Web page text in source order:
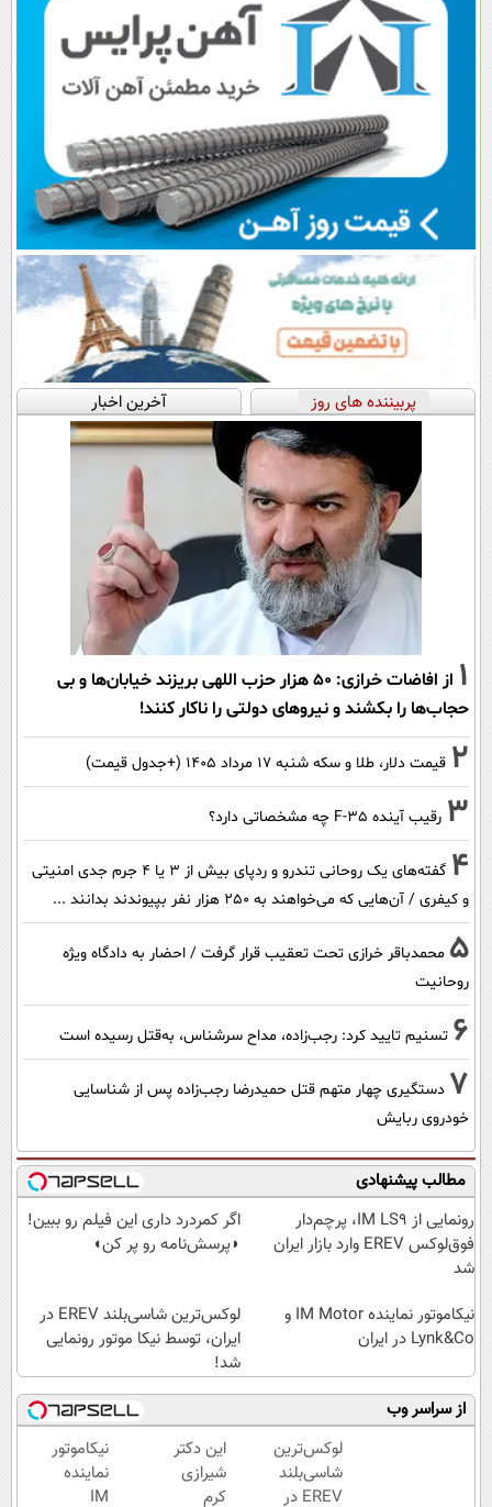
پربیننده های روز آخرین اخبار
1
از افاضات خرازی: ۵۰ هزار حزب اللهی بریزند خیابان‌ها و بی
حجاب‌ها را بکشند و نیرو‌های دولتی را ناکار کنند!
2 قیمت دلار، طلا و سکه شنبه ۱۷ مرداد ۱۴۰۵ (+جدول قیمت)
3 رقیب آینده F-35 چه مشخصاتی دارد؟
4
گفته‌های یک روحانی تندرو و ردپای بیش از ۳ یا ۴ جرم جدی امنیتی
و کیفری / آن‌هایی که می‌خواهند به ۲۵۰ هزار نفر بپیوندند بدانند ...
5 محمدباقر خرازی تحت تعقیب قرار گرفت / احضار به دادگاه ویژه
روحانیت
6 تسنیم تایید کرد: رجب‌زاده، مداح سرشناس، به‌قتل رسیده است
7 دستگیری چهار متهم قتل حمیدرضا رجب‌زاده پس از شناسایی
خودروی ربایش
مطالب پیشنهادی
رونمایی از IM LS9، پرچم‌دار
فوق‌لوکس EREV وارد بازار ایران
شد
اگر کمردرد داری این فیلم رو ببین!
◗پرسش‌نامه رو پر کن◖
نیکاموتور نماینده IM Motor و
Lynk&Co در ایران
لوکس‌ترین شاسی‌بلند EREV در
ایران، توسط نیکا موتور رونمایی
شد!
از سراسر وب
لوکس‌ترین
شاسی‌بلند
EREV در
این دکتر
شیرازی
کرم
نیکاموتور
نماینده
IM